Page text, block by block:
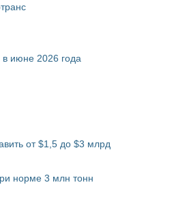
июне 2026 года
от $1,5 до $3 млрд
норме 3 млн тонн